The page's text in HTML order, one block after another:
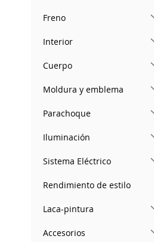
ADD
TO
WISH
LIST
ADD
TO
COMPARE
ADD
TO
WISH
LIST
ADD
TO
COMPARE
ADD
TO
WISH
LIST
ADD
TO
COMPARE
ADD
TO
WISH
LIST
ADD
TO
COMPARE
Freno
Interior
Cuerpo
Moldura y emblema
Parachoque
Iluminación
Sistema Eléctrico
Rendimiento de estilo
Laca-pintura
Accesorios